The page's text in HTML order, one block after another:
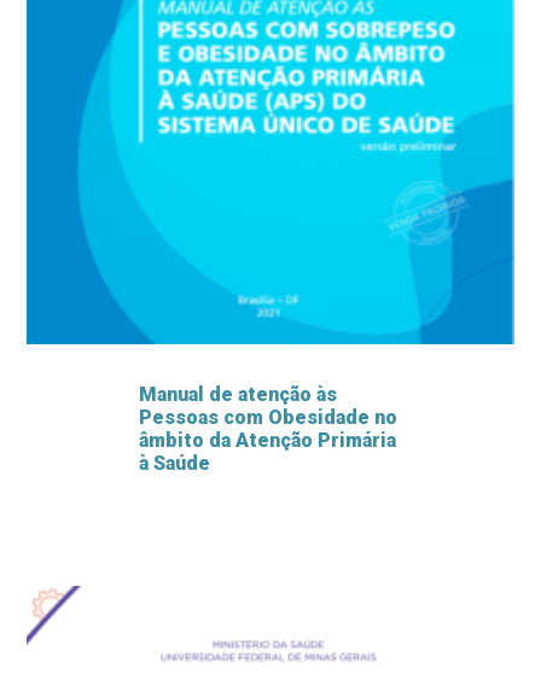
Manual de atenção às
Pessoas com Obesidade no
âmbito da Atenção Primária
à Saúde